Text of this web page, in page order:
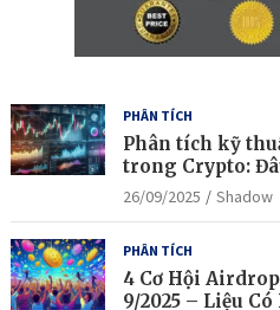
PHÂN TÍCH
Phân tích kỹ
trong Crypto:
công?
26/09/2025 Shadow
PHÂN TÍCH
4 Cơ Hội
9/2025 – Liệu